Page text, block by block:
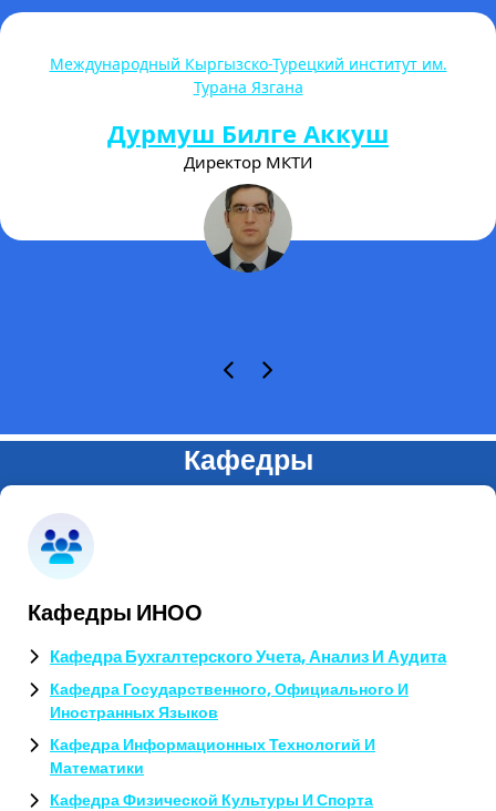
Международный Кыргызско-Турецкий институт им.
Турана Язгана
Дурмуш Билге Аккуш
Директор МКТИ
Кафедры
Кафедры ИНОО
Кафедра Бухгалтерского Учета, Анализ И Аудита
Кафедра Государственного, Официального И
Иностранных Языков
Кафедра Информационных Технологий И
Математики
Кафедра Физической Культуры И Спорта